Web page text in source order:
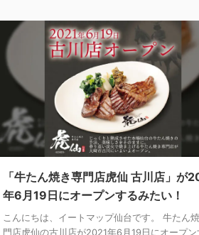
「牛たん焼き専門店虎仙 古川店」が
年6月19日にオープンするみたい！
こんにちは、イートマップ仙台です。 牛たん
門店虎仙の古川店が2021年6月19日にオープン